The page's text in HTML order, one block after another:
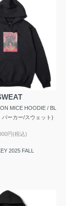
MICE HOODIE / BL
パーカー/スウェット)
円(税込)
2025 FALL